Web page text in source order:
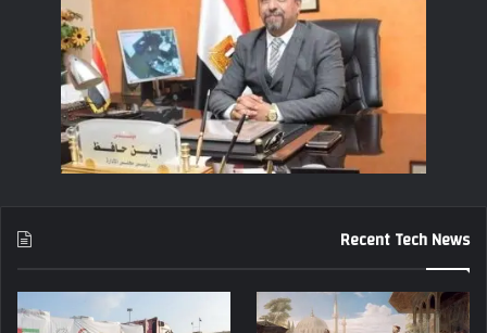
Recent Tech News